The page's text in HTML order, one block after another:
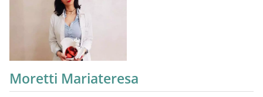
Moretti Mariateresa